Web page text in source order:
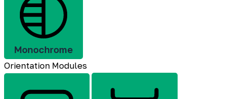
Monochrome
Orientation Modules